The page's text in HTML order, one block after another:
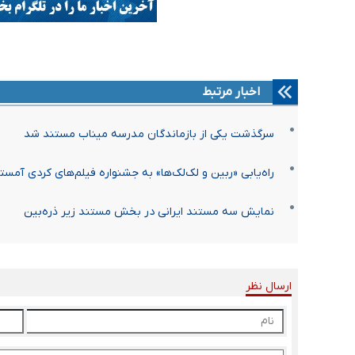
اخبار مرتبط
سرگذشت یکی از بازماندگان مدرسه میناب مستند شد
راه‌یابی «ربین و لک‌لک‌ها» به جشنواره فیلم‌های کردی
نمایش سه مستند ایرانی در بخش مستند زیر ذره‌بین
ارسال نظر